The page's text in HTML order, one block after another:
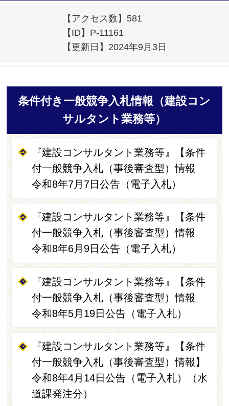
【アクセス数】 581
【ID】 P-11161
【更新日】 2024年9月3日
条件付き一般競争入札情報（建設コン
サルタント業務等）
『建設コンサルタント業務等』【条件
付一般競争入札（事後審査型）情報
令和8年7月7日公告（電子入札）
『建設コンサルタント業務等』【条件
付一般競争入札（事後審査型）情報
令和8年6月9日公告（電子入札）
『建設コンサルタント業務等』【条件
付一般競争入札（事後審査型）情報
令和8年5月19日公告（電子入札）
『建設コンサルタント業務等』【条件
付一般競争入札（事後審査型）情報】
令和8年4月14日公告（電子入札）（水
道課発注分）